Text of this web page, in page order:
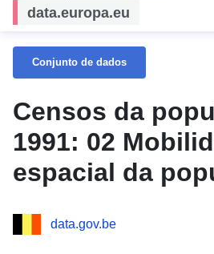
data.europa.eu
Conjunto de dados
Censos da
1991: 02
espacial da
data.gov.be